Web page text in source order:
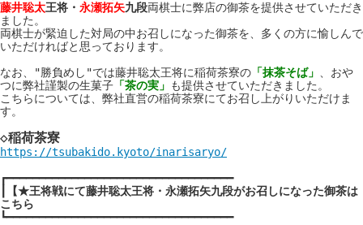
藤井聡太王将・ 永瀬拓矢九段両棋士に弊店の御茶を提供させていただき
ました。
両棋士が緊迫した対局の中お召しになった御茶を、多くの方に愉しんで
いただければと思っております。
なお、"勝負めし"では藤井聡太王将に稲荷茶寮の 「抹茶そば」
、おや
つに弊社謹製の生菓子 「茶の実」 も提供させていただきました。
こちらについては、弊社直営の稲荷茶寮にてお召し上がりいただけま
す。
◇稲荷茶寮
https://tsubakido.kyoto/inarisaryo/
┏━━━━━━━━━━━━━━━━━━━━━━━━━━━━━━━━━━━
【★王将戦にて藤井聡太王将・永瀬拓矢九段がお召しになった御茶は
こちら
┗━━━━━━━━━━━━━━━━━━━━━━━━━━━━━━━━━━━